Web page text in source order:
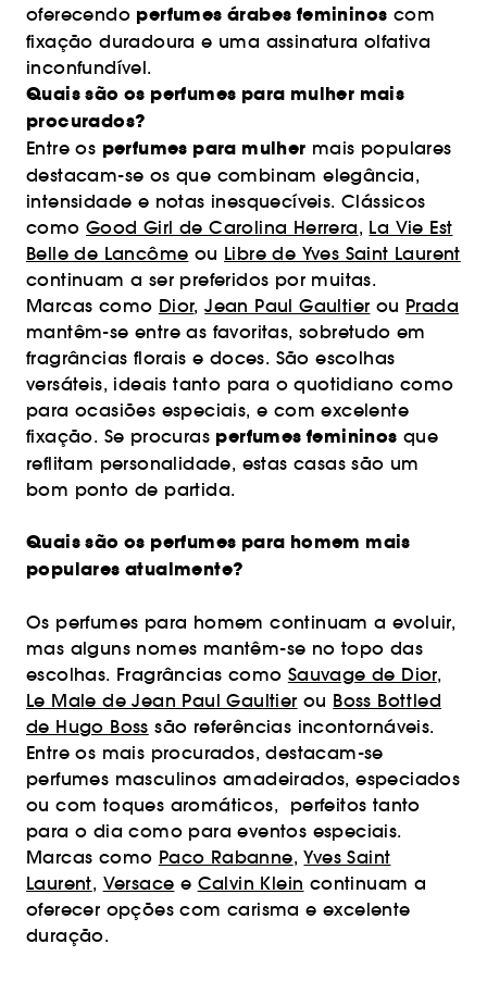
oferecendo perfumes árabes femininos com
fixação duradoura e uma assinatura olfativa
inconfundível.
Quais são os perfumes para mulher mais
procurados?
Entre os perfumes para mulher mais populares
destacam-se os que combinam elegância,
intensidade e notas inesquecíveis. Clássicos
como Good Girl de Carolina Herrera, La Vie Est
Belle de Lancôme ou Libre de Yves Saint Laurent
continuam a ser preferidos por muitas.
Marcas como Dior,Jean Paul Gaultier ou Prada
mantêm-se entre as favoritas, sobretudo em
fragrâncias florais e doces. São escolhas
versáteis, ideais tanto para o quotidiano como
para ocasiões especiais, e com excelente
fixação. Se procuras perfumes femininos que
reflitam personalidade, estas casas são um
bom ponto de partida.
Quais são os perfumes para homem mais
populares atualmente?
Os perfumes para homem continuam a evoluir,
mas alguns nomes mantêm-se no topo das
escolhas. Fragrâncias como Sauvage de Dior,
Le Male de Jean Paul Gaultier ou Boss Bottled
de Hugo Boss são referências incontornáveis.
Entre os mais procurados, destacam-se
perfumes masculinos amadeirados, especiados
ou com toques aromáticos, perfeitos tanto
para o dia como para eventos especiais.
Marcas como Paco Rabanne,Yves Saint
Laurent, Versace e Calvin Klein continuam a
oferecer opções com carisma e excelente
duração.